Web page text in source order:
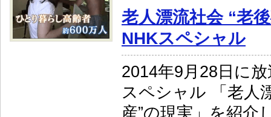
老人漂流社会 “老
NHKスペシャル
2014年9月28日に
スペシャル 「老人
産”の現実」を紹介